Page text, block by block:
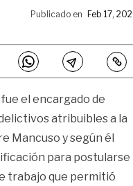
Publicado en Feb 17,
el encargado de
atribuibles a la
Mancuso y según él
para postularse
trabajo que permitió